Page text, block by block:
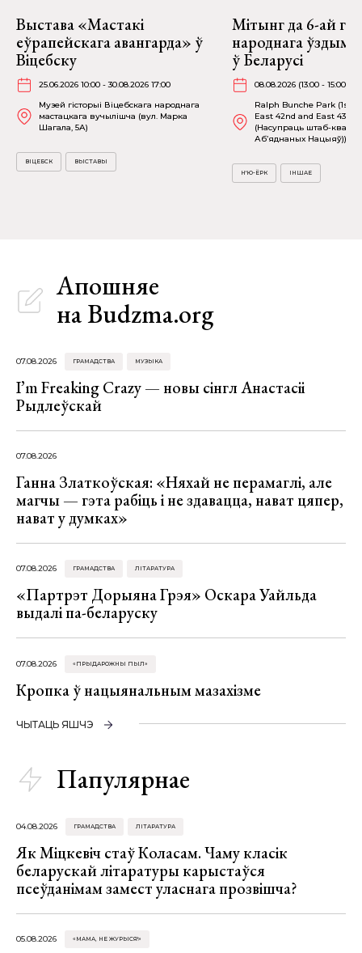
Выстава «Мастакі
еўрапейскага авангарда» ў
Віцебску
25.06.2026 10:00 - 30.08.2026 17:00
Музей гісторыі Віцебскага народнага
мастацкага вучылішча (вул. Марка
Шагала, 5А)
ВІЦЕБСК ВЫСТАВЫ
Мітынг да 6-ай
народнага ўздыму
ў Беларусі
08.08.2026 (13:00 - 15:00)
Ralph Bunche Park (1st
East 42nd and East 43rd
(Насупраць штаб-
Аб’яднаных Нацыяў))
Н'Ю-ЁРК ІНШАЕ
Апошняе
на Budzma.org
07.08.2026 ГРАМАДСТВА МУЗЫКА
I’m Freaking Crazy — новы сінгл Анастасіі
Рыдлеўскай
07.08.2026
Ганна Златкоўская: «Няхай не перамаглі, але
магчы — гэта рабіць і не здавацца, нават цяпер,
нават у думках»
07.08.2026 ГРАМАДСТВА ЛІТАРАТУРА
«Партрэт Дорыяна Грэя» Оскара Уайльда
выдалі па-беларуску
07.08.2026 «ПРЫДАРОЖНЫ ПЫЛ»
Кропка ў нацыянальным мазахізме
ЧЫТАЦЬ ЯШЧЭ
Папулярнае
04.08.2026 ГРАМАДСТВА ЛІТАРАТУРА
Як Міцкевіч стаў Коласам. Чаму класік
беларускай літаратуры карыстаўся
псеўданімам замест уласнага прозвішча?
05.08.2026 «МАМА, НЕ ЖУРЫСЯ!»